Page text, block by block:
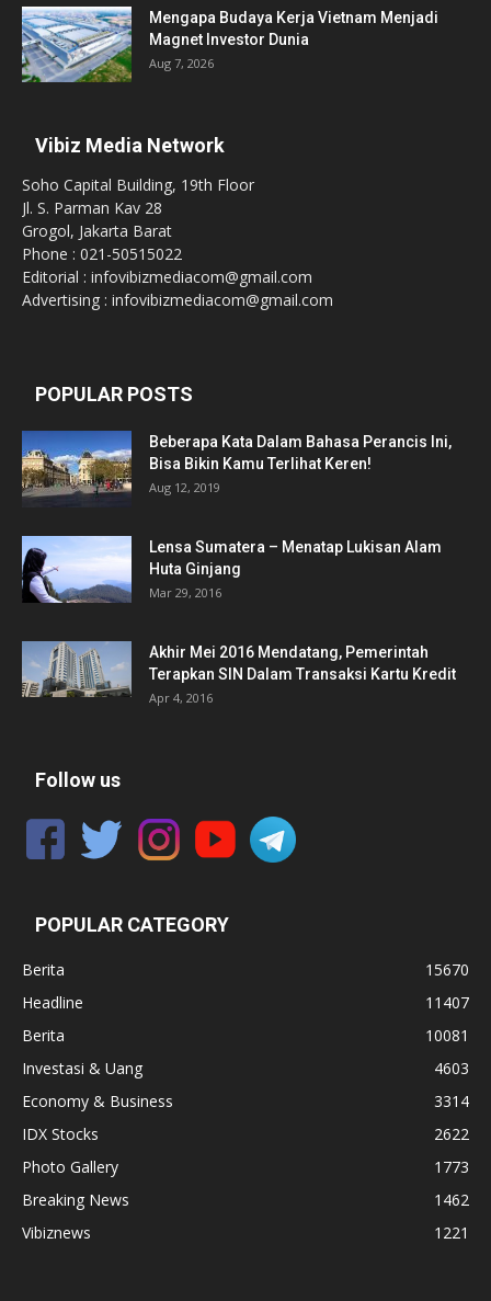
Mengapa Budaya Kerja Vietnam Menjadi
Magnet Investor Dunia
Aug 7, 2026
Vibiz Media Network
Soho Capital Building, 19th Floor
Jl. S. Parman Kav 28
Grogol, Jakarta Barat
Phone : 021-50515022
Editorial : infovibizmediacom@gmail.com
Advertising : infovibizmediacom@gmail.com
POPULAR POSTS
Beberapa Kata Dalam Bahasa Perancis Ini,
Bisa Bikin Kamu Terlihat Keren!
Aug 12, 2019
Lensa Sumatera – Menatap Lukisan Alam
Huta Ginjang
Mar 29, 2016
Akhir Mei 2016 Mendatang, Pemerintah
Terapkan SIN Dalam Transaksi Kartu Kredit
Apr 4, 2016
Follow us
POPULAR CATEGORY
Berita
15670
Headline
11407
Berita
10081
Investasi & Uang
4603
Economy & Business
3314
IDX Stocks
2622
Photo Gallery
1773
Breaking News
1462
Vibiznews
1221